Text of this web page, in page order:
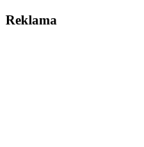
Reklama